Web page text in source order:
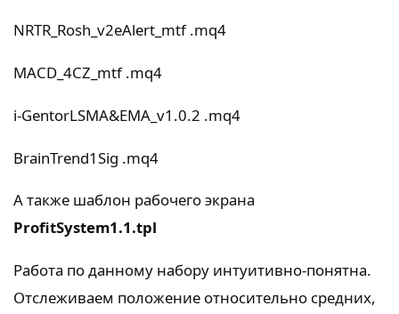
NRTR_Rosh_v2eAlert_mtf .mq4
MACD_4CZ_mtf .mq4
i-GentorLSMA&EMA_v1.0.2 .mq4
BrainTrend1Sig .mq4
А также шаблон рабочего экрана
ProfitSystem1.1.tpl
Работа по данному набору интуитивно-понятна.
Отслеживаем положение относительно средних,